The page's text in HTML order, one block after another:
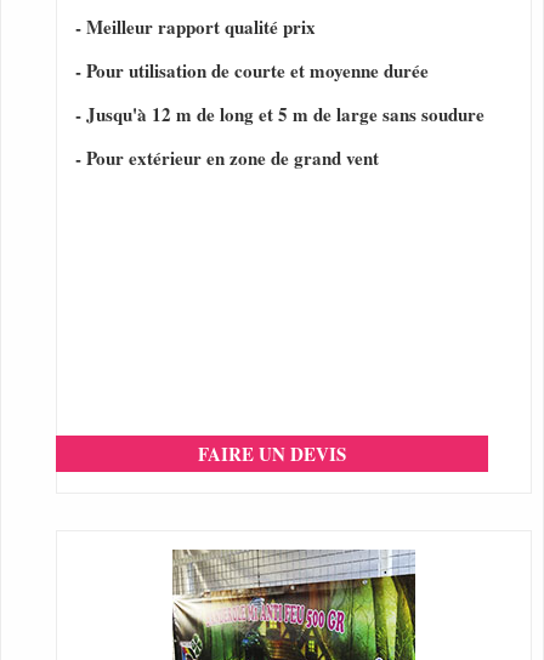
- Meilleur rapport qualité prix
- Pour utilisation de courte et moyenne durée
- Jusqu'à 12 m de long et 5 m de large sans soudure
- Pour extérieur en zone de grand vent
FAIRE UN DEVIS